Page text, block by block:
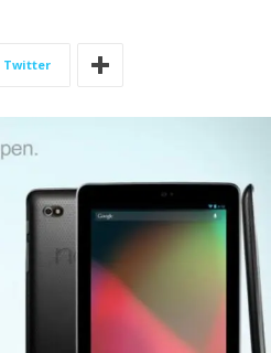
Twitter